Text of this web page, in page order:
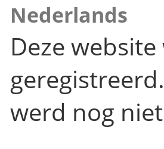
Nederlands
Deze
werd nog